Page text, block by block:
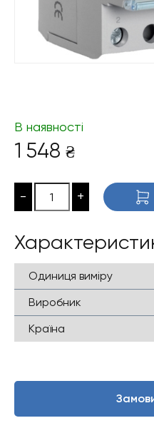
В наявності
1 548 ₴
- +
Одиниця виміру
Виробник
Країна